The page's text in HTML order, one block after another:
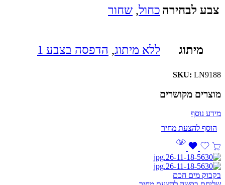
צבע לבחירה כחול, שחור
מיתוג ללא מיתוג, הדפסה בצבע 1
SKU: LN9188
מוצרים מקושרים
מידע נוסף
בקבוק מים חכם